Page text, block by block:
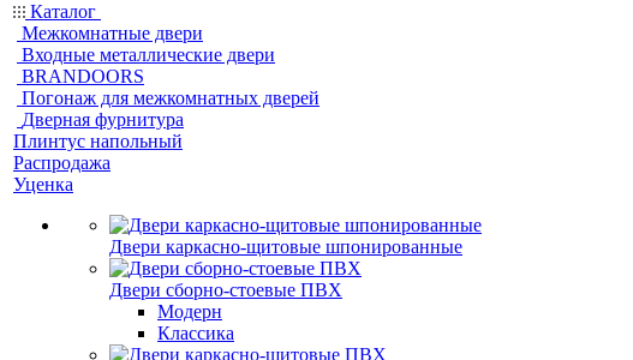
Каталог
Межкомнатные двери
Входные металлические двери
BRANDOORS
Погонаж для межкомнатных дверей
Дверная фурнитура
Плинтус напольный
Распродажа
Уценка
Двери каркасно-щитовые шпонированные
Двери сборно-стоевые ПВХ
Модерн
Классика